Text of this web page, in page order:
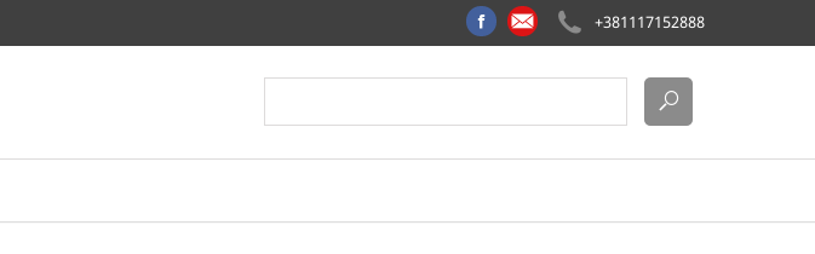
+381117152888